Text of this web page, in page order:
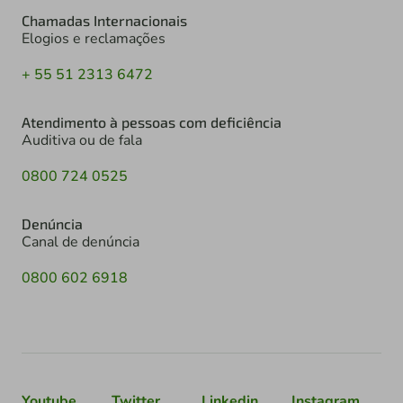
Chamadas Internacionais
Elogios e reclamações
+ 55 51 2313 6472
Atendimento à pessoas com deficiência
Auditiva ou de fala
0800 724 0525
Denúncia
Canal de denúncia
0800 602 6918